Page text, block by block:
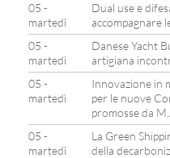
05 -
martedì
Dual use e
accompagnare
05 -
martedì
Danese Yacht
artigiana
05 -
martedì
Innovazione in
per le nuove
promosse da
05 -
martedì
La Green
della